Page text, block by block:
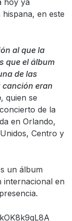
hoy ya
en este
al que la
que el álbum
de las
eran
, quien se
de la
en Orlando,
Centro y
un álbum
internacional en